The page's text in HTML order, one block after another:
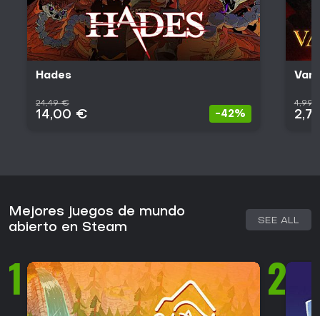
Hades
24,49 €
14,00 € -42%
4,99
Mejores juegos de mundo
abierto en Steam
SEE ALL
1 2